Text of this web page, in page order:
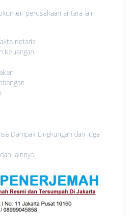
perusahaan antara lain
notaris
keuangan
Dampak Lingkungan dan juga
lainnya.